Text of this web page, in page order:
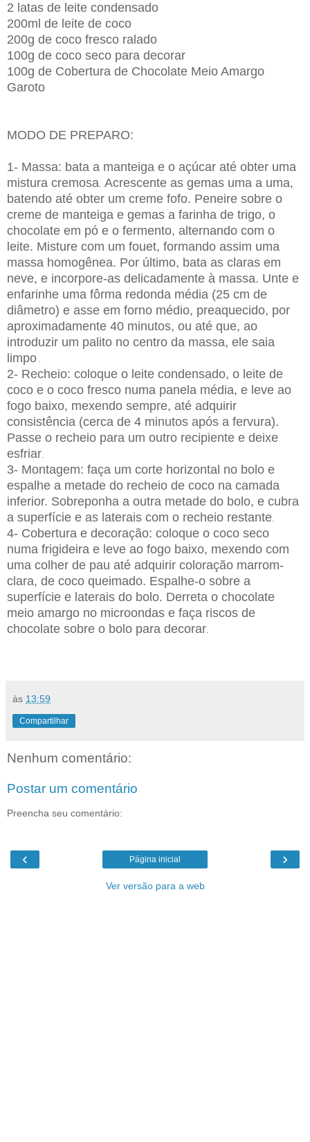
2 latas de leite condensado
200ml de leite de coco
200g de coco fresco ralado
100g de coco seco para decorar
100g de Cobertura de Chocolate Meio Amargo
Garoto
MODO DE PREPARO:
1- Massa: bata a manteiga e o açúcar até obter uma
mistura cremosa Acrescente as gemas uma a uma,
batendo até obter um creme fofo. Peneire sobre o
creme de manteiga e gemas a farinha de trigo, o
chocolate em pó e o fermento, alternando com o
leite. Misture com um fouet, formando assim uma
massa homogênea. Por último, bata as claras em
neve, e incorpore-as delicadamente à massa. Unte e
enfarinhe uma fôrma redonda média (25 cm de
diâmetro) e asse em forno médio, preaquecido, por
aproximadamente 40 minutos, ou até que, ao
introduzir um palito no centro da massa, ele saia
limpo
2- Recheio: coloque o leite condensado, o leite de
coco e o coco fresco numa panela média, e leve ao
fogo baixo, mexendo sempre, até adquirir
consistência (cerca de 4 minutos após a fervura).
Passe o recheio para um outro recipiente e deixe
esfriar
3- Montagem: faça um corte horizontal no bolo e
espalhe a metade do recheio de coco na camada
inferior. Sobreponha a outra metade do bolo, e cubra
a superfície e as laterais com o recheio restante
4- Cobertura e decoração: coloque o coco seco
numa frigideira e leve ao fogo baixo, mexendo com
uma colher de pau até adquirir coloração marrom-
clara, de coco queimado. Espalhe-o sobre a
superfície e laterais do bolo. Derreta o chocolate
meio amargo no microondas e faça riscos de
chocolate sobre o bolo para decorar
às 13:59
Compartilhar
Nenhum comentário:
Postar um comentário
Preencha seu comentário:
‹ ›
Página inicial
Ver versão para a web